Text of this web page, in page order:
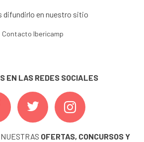
difundirlo en nuestro sitio
Contacto Ibericamp
EN LAS REDES SOCIALES
OFERTAS, CONCURSOS Y